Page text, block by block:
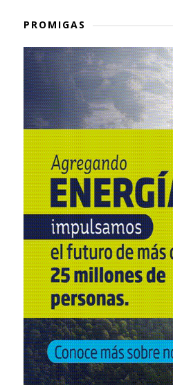
PROMIGAS